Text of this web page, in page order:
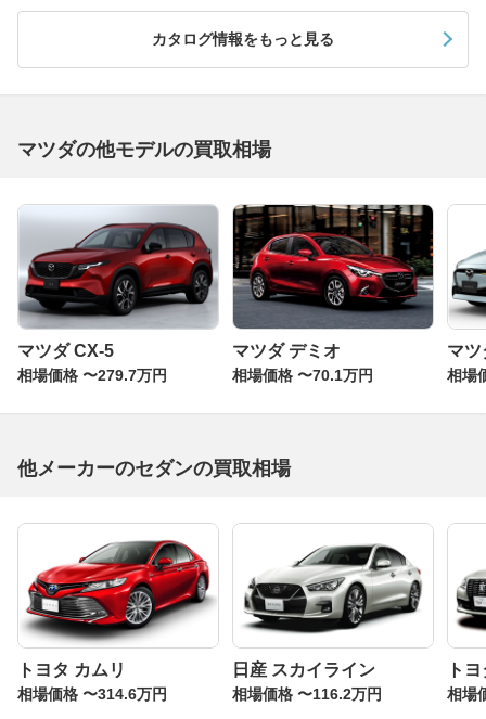
カタログ情報をもっと見る
マツダの他モデルの買取相場
マツダ CX-5
相場価格 〜279.7万円
マツダ デミオ
相場価格 〜70.1万円
マ
相場
他メーカーのセダンの買取相場
トヨタ カムリ
相場価格 〜314.6万円
日産 スカイライン
相場価格 〜116.2万円
ト
相場